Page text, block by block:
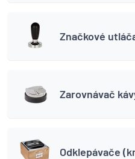
Značkové
Zarovnávač
Odklepávače